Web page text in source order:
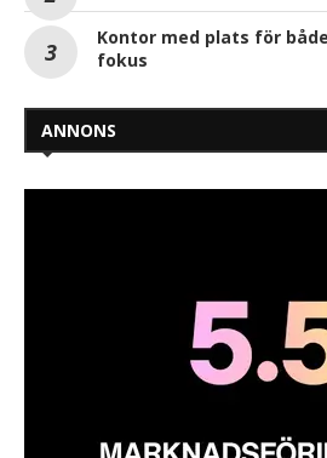
Kontor med plats för
fokus
ANNONS